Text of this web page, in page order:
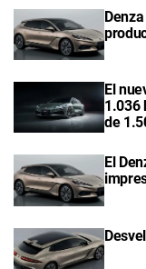
El
1.036
de
El